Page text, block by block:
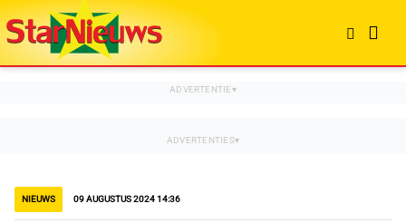
NIEUWS 09 AUGUSTUS 2024 14:36